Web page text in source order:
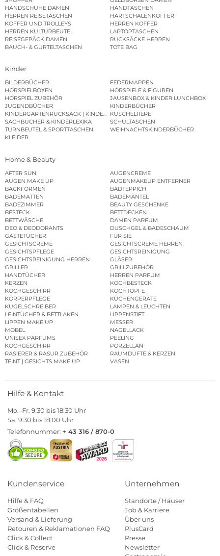
HANDSCHUHE DAMEN
HANDTASCHEN
HERREN REISETASCHEN
HARTSCHALENKOFFER
KOFFER UND TROLLEYS
HERREN KOFFER
HERREN KULTURBEUTEL
LAPTOPTASCHEN
REISEGEPÄCK DAMEN
RUCKSÄCKE HERREN
BAUCH- & GÜRTELTASCHEN
TOTE BAG
Kinder
BILDERBÜCHER
FEDERMAPPEN
HÖRSPIELBOXEN
HÖRSPIELE & FIGUREN
HÖRSPIEL ZUBEHÖR
JAUSENBOX & KINDER LUNCHBOX
JUGENDBÜCHER
KINDERBÜCHER
KINDERGARTENRUCKSACK | KINDERGARTENBEUTEL
KUSCHELTIERE
SACHBÜCHER & KINDERLEXIKA
SCHULTASCHEN
TURNBEUTEL & SPORTTASCHEN
WEIHNACHTSKINDERBÜCHER
KLEIDER
Home & Beauty
AFTER SUN
AUGENCREME
AUGEN MAKE UP
AUGENMAKEUP ENTFERNER
BACKFORMEN
BADTEPPICH
BADEMATTEN
BADEMÄNTEL
BADEZIMMER
BEAUTY GESCHENKE
BESTECK
BETTDECKEN
BETTWÄSCHE
DAMEN PARFUM
DEO & DEODORANTS
DUSCHGEL & BADESCHAUM
GÄSTETÜCHER
FÜR SIE
GESICHTSCREME
GESICHTSCREME HERREN
GESICHTSPFLEGE
GESICHTSREINIGUNG
GESICHTSREINIGUNG HERREN
GLÄSER
GRILLER
GRILLZUBEHÖR
HANDTÜCHER
HERREN PARFUM
KERZEN
KOCHBESTECK
KOCHGESCHIRR
KOCHTÖPFE
KÖRPERPFLEGE
KÜCHENGERÄTE
KUGELSCHREIBER
LAMPEN & LEUCHTEN
LEINTÜCHER & BETTLAKEN
LIPPENSTIFT
LIPPEN MAKE UP
MESSER
MÖBEL
NAGELLACK
UNISEX PARFUMS
PEELING
KOCHGESCHIRR
PORZELLAN
RASIERER & RASUR ZUBEHÖR
RAUMDÜFTE & KERZEN
TEINT | GESICHTS MAKE UP
VASEN
Hilfe & Kontakt
Mo.–Fr. 9:30 bis 18:30 Uhr
Sa. 9:30 bis 18:00 Uhr
Telefonnummer: + 43 316 / 870-0
Kundenservice
Hilfe & FAQ
Größentabellen
Versand & Lieferung
Retouren & Reklamationen FAQ
Click & Collect
Click & Reserve
Unternehmen
Standorte / Häuser
Job & Karriere
Über uns
PlusCard
Presse
Newsletter